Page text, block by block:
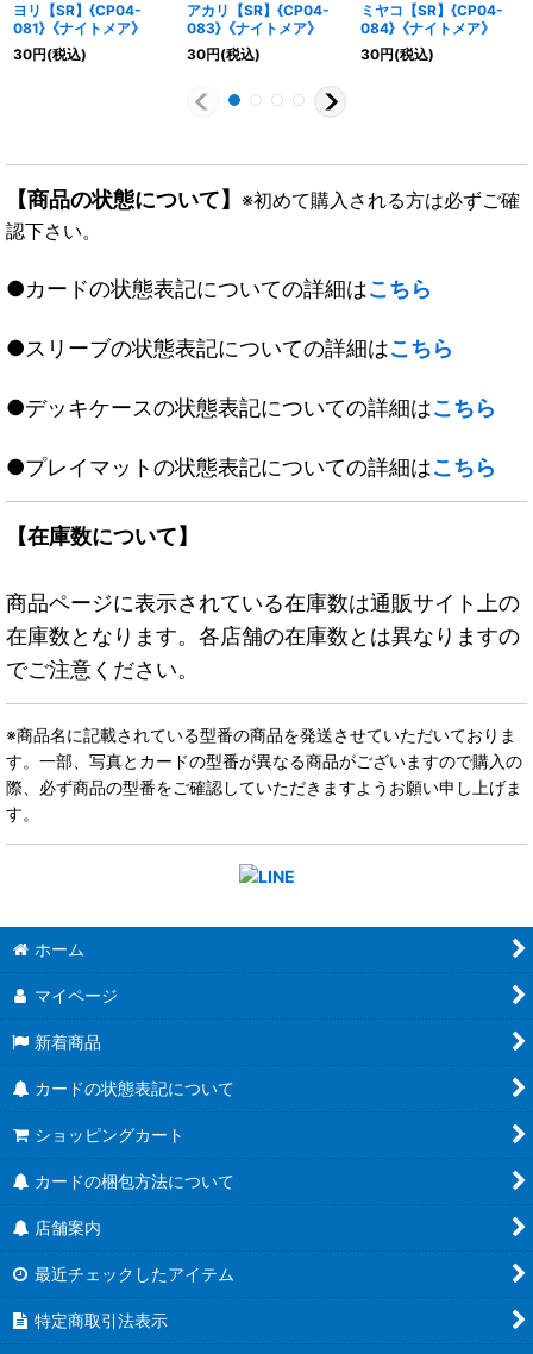
ヨリ【SR】{CP04-
081}《ナイトメア》
30円(税込)
アカリ【SR】{CP04-
083}《ナイトメア》
30円(税込)
ミヤコ【SR】{CP04-
084}《ナイトメア》
30円(税込)
【商品の状態について】 ※初めて購入される方は必ずご確
認下さい。
●カードの状態表記についての詳細はこちら
●スリーブの状態表記についての詳細はこちら
●デッキケースの状態表記についての詳細はこちら
●プレイマットの状態表記についての詳細はこちら
【在庫数について】
商品ページに表示されている在庫数は通販サイト上の
在庫数となります。各店舗の在庫数とは異なりますの
でご注意ください。
※商品名に記載されている型番の商品を発送させていただいておりま
す。一部、写真とカードの型番が異なる商品がございますので購入の
際、必ず商品の型番をご確認していただきますようお願い申し上げま
す。
ホーム
マイページ
新着商品
カードの状態表記について
ショッピングカート
カードの梱包方法について
店舗案内
最近チェックしたアイテム
特定商取引法表示